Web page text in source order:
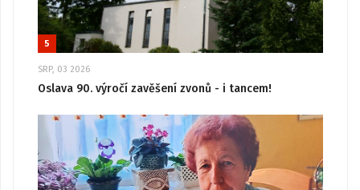
5
SRP, 03 2026
Oslava 90. výročí zavěšení zvonů - i tancem!